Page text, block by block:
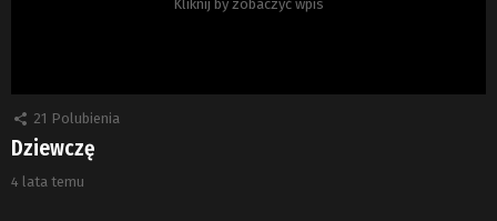
21 Polubienia
Dziewczę
4 lata temu